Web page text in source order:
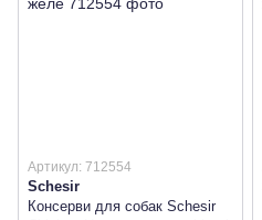
Артикул: 712554
Schesir
Консерви для собак Schesir